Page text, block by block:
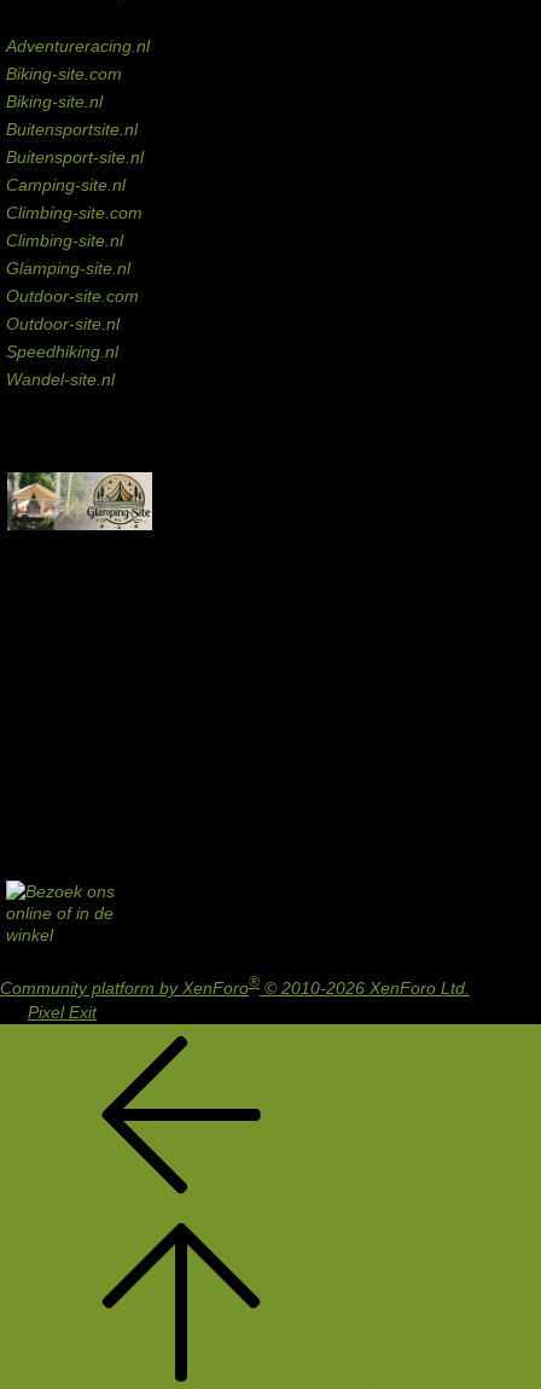
Adventureracing.nl
Biking-site.com
Biking-site.nl
Buitensportsite.nl
Buitensport-site.nl
Camping-site.nl
Climbing-site.com
Climbing-site.nl
Glamping-site.nl
Outdoor-site.com
Outdoor-site.nl
Speedhiking.nl
Wandel-site.nl
Community platform by XenForo® © 2010-2026 XenForo Ltd.
Pixel Exit